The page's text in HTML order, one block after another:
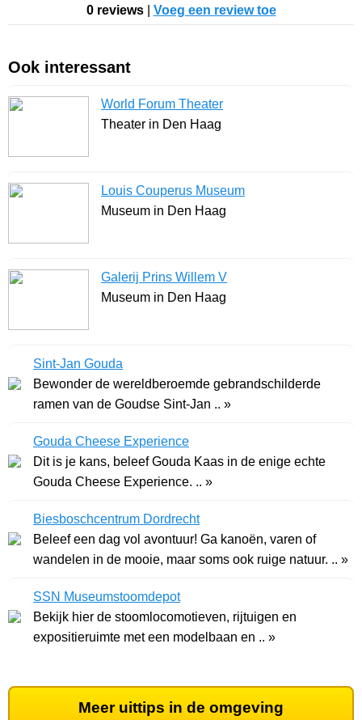
0 reviews| Voeg een review toe
Ook interessant
World Forum Theater
Theater in Den Haag
Louis Couperus Museum
Museum in Den Haag
Galerij Prins Willem V
Museum in Den Haag
Sint-Jan Gouda
Bewonder de wereldberoemde gebrandschilderde
ramen van de Goudse Sint-Jan .. »
Gouda Cheese Experience
Dit is je kans, beleef Gouda Kaas in de enige echte
Gouda Cheese Experience. .. »
Biesboschcentrum Dordrecht
Beleef een dag vol avontuur! Ga kanoën, varen of
wandelen in de mooie, maar soms ook ruige natuur. .. »
SSN Museumstoomdepot
Bekijk hier de stoomlocomotieven, rijtuigen en
expositieruimte met een modelbaan en .. »
Meer uittips in de omgeving